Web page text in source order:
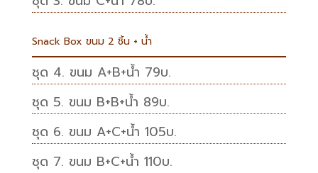
Snack Box ขนม 2 ชิ้น + น้ำ
ชุด 4. ขนม A+B+น้ำ 79บ.
ชุด 5. ขนม B+B+น้ำ 89บ.
ชุด 6. ขนม A+C+น้ำ 105บ.
ชุด 7. ขนม B+C+น้ำ 110บ.